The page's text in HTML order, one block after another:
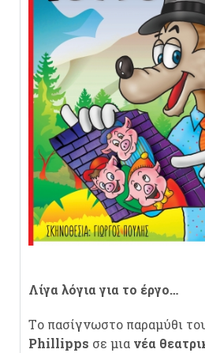
Λίγα λόγια για το έργο…
Tο πασίγνωστο παραμύθι
Phillipps σε μια νέα